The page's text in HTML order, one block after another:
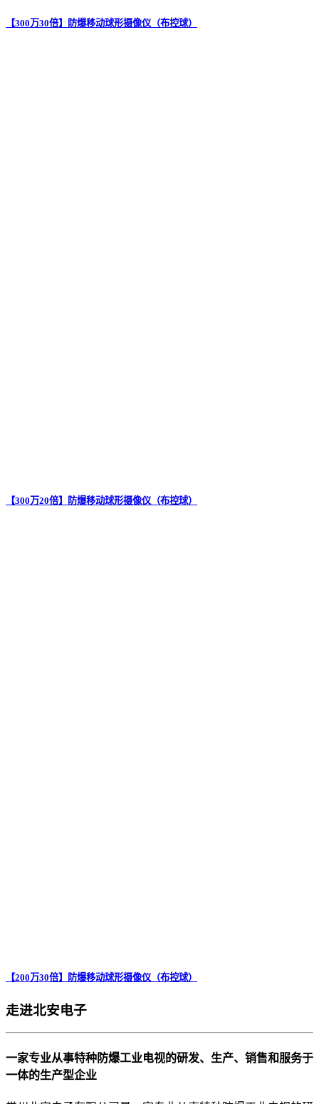
【300万30倍】防爆移动球形摄像仪（布控球）
【300万20倍】防爆移动球形摄像仪（布控球）
【200万30倍】防爆移动球形摄像仪（布控球）
走进北安电子
一家专业从事特种防爆工业电视的研发、生产、销售和服务于
一体的生产型企业